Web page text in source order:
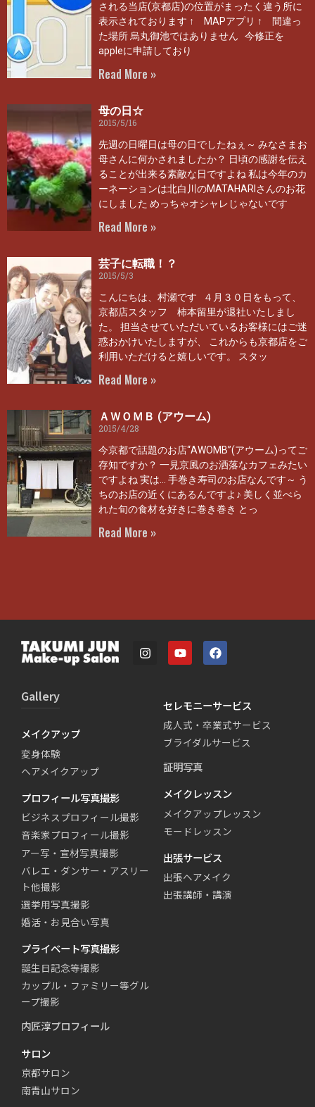
される当店(京都店)の位置がまったく違う所に
表示されております ↑ MAPアプリ ↑ 間違っ
た場所 烏丸御池ではありません 今修正を
appleに申請しており
Read More »
母の日☆
2015/5/16
先週の日曜日は母の日でしたねぇ～ みなさまお
母さんに何かされましたか？ 日頃の感謝を伝え
ることが出来る素敵な日ですよね 私は今年のカ
ーネーションは北白川のMATAHARIさんのお花
にしました めっちゃオシャレじゃないです
Read More »
芸子に転職！？
2015/5/3
こんにちは、村瀬です ４月３０日をもって、
京都店スタッフ 柿本留里が退社いたしまし
た。 担当させていただいているお客様にはご迷
惑おかけいたしますが、 これからも京都店をご
利用いただけると嬉しいです。 スタッ
Read More »
ＡＷＯＭＢ (アウーム)
2015/4/28
今京都で話題のお店“AWOMB”(アウーム)ってご
存知ですか？ 一見京風のお洒落なカフェみたい
ですよね 実は… 手巻き寿司のお店なんです～ う
ちのお店の近くにあるんですよ♪ 美しく並べら
れた旬の食材を好きに巻き巻き とっ
Read More »
Gallery
メイクアップ
変身体験
ヘアメイクアップ
プロフィール写真撮影
ビジネスプロフィール撮影
音楽家プロフィール撮影
アー写・宣材写真撮影
バレエ・ダンサー・アスリー
ト他撮影
選挙用写真撮影
婚活・お見合い写真
プライベート写真撮影
誕生日記念等撮影
カップル・ファミリー等グル
ープ撮影
セレモニーサービス
成人式・卒業式サービス
ブライダルサービス
証明写真
メイクレッスン
メイクアップレッスン
モードレッスン
出張サービス
出張ヘアメイク
出張講師・講演
内匠淳プロフィール
サロン
京都サロン
南青山サロン